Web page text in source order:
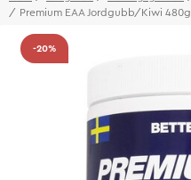
Premium EAA Jordgubb/Kiwi 480g
-20%